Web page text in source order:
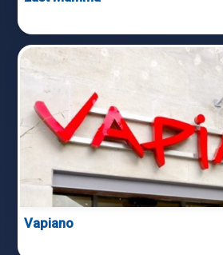
Vapiano